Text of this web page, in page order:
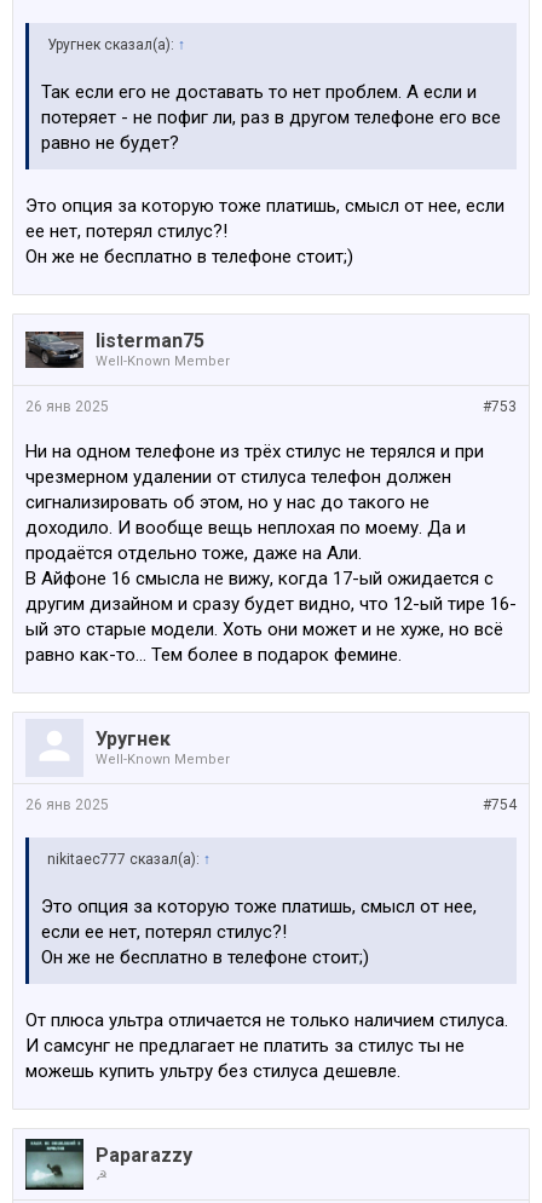
Уругнек сказал(а): ↑
Так если его не доставать то нет проблем. А если и
потеряет - не пофиг ли, раз в другом телефоне его все
равно не будет?
Это опция за которую тоже платишь, смысл от нее, если
ее нет, потерял стилус?!
Он же не бесплатно в телефоне стоит;)
listerman75
Well-Known Member
#753
26 янв 2025
Ни на одном телефоне из трёх стилус не терялся и при
чрезмерном удалении от стилуса телефон должен
сигнализировать об этом, но у нас до такого не
доходило. И вообще вещь неплохая по моему. Да и
продаётся отдельно тоже, даже на Али.
В Айфоне 16 смысла не вижу, когда 17-ый ожидается с
другим дизайном и сразу будет видно, что 12-ый тире 16-
ый это старые модели. Хоть они может и не хуже, но всё
равно как-то... Тем более в подарок фемине.
Уругнек
Well-Known Member
#754
26 янв 2025
nikitaec777 сказал(а): ↑
Это опция за которую тоже платишь, смысл от нее,
если ее нет, потерял стилус?!
Он же не бесплатно в телефоне стоит;)
От плюса ультра отличается не только наличием стилуса.
И самсунг не предлагает не платить за стилус ты не
можешь купить ультру без стилуса дешевле.
Paparazzy
☭